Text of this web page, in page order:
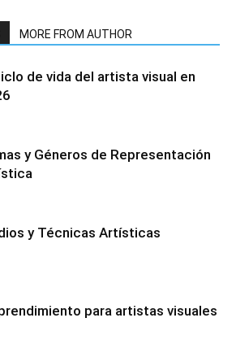
MORE FROM AUTHOR
de vida del artista visual en
y Géneros de Representación
y Técnicas Artísticas
para artistas visuales